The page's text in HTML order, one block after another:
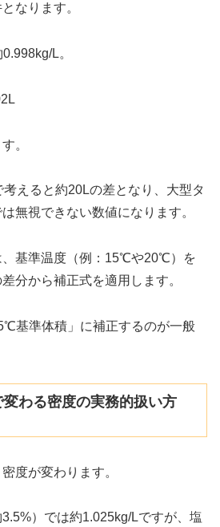
なります。
L。
。
えると約20Lの差となり、大型タ
無視できない数値になります。
、基準温度（例：15℃や20℃）を
分から補正式を適用します。
基準体積」に補正するのが一般
わる密度の実務的扱い方
度が変わります。
）では約1.025kg/Lですが、塩